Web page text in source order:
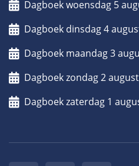
Dagboek woensdag 5
Dagboek dinsdag 4
Dagboek maandag 3
Dagboek zondag 2
Dagboek zaterdag 1